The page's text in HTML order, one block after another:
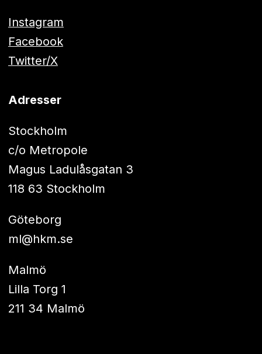
Instagram
Facebook
Twitter/X
Adresser
Stockholm
c/o Metropole
Magus Ladulåsgatan 3
118 63 Stockholm
Göteborg
ml@hkm.se
Malmö
Lilla Torg 1
211 34 Malmö